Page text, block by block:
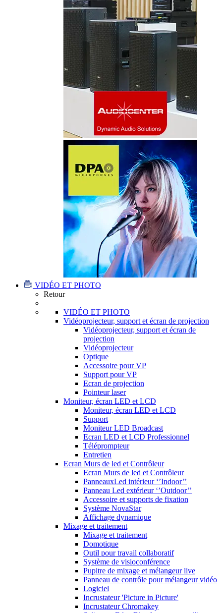
VIDÉO ET PHOTO
Retour
VIDÉO ET PHOTO
Vidéoprojecteur, support et écran de projection
Vidéoprojecteur, support et écran de
projection
Vidéoprojecteur
Optique
Accessoire pour VP
Support pour VP
Ecran de projection
Pointeur laser
Moniteur, écran LED et LCD
Moniteur, écran LED et LCD
Support
Moniteur LED Broadcast
Ecran LED et LCD Professionnel
Téléprompteur
Entretien
Ecran Murs de led et Contrôleur
Ecran Murs de led et Contrôleur
PanneauxLed intérieur ‘’Indoor’’
Panneau Led extérieur ‘’Outdoor’’
Accessoire et supports de fixation
Système NovaStar
Affichage dynamique
Mixage et traitement
Mixage et traitement
Domotique
Outil pour travail collaboratif
Système de visioconférence
Pupitre de mixage et mélangeur live
Panneau de contrôle pour mélangeur vidéo
Logiciel
Incrustateur 'Picture in Picture'
Incrustateur Chromakey